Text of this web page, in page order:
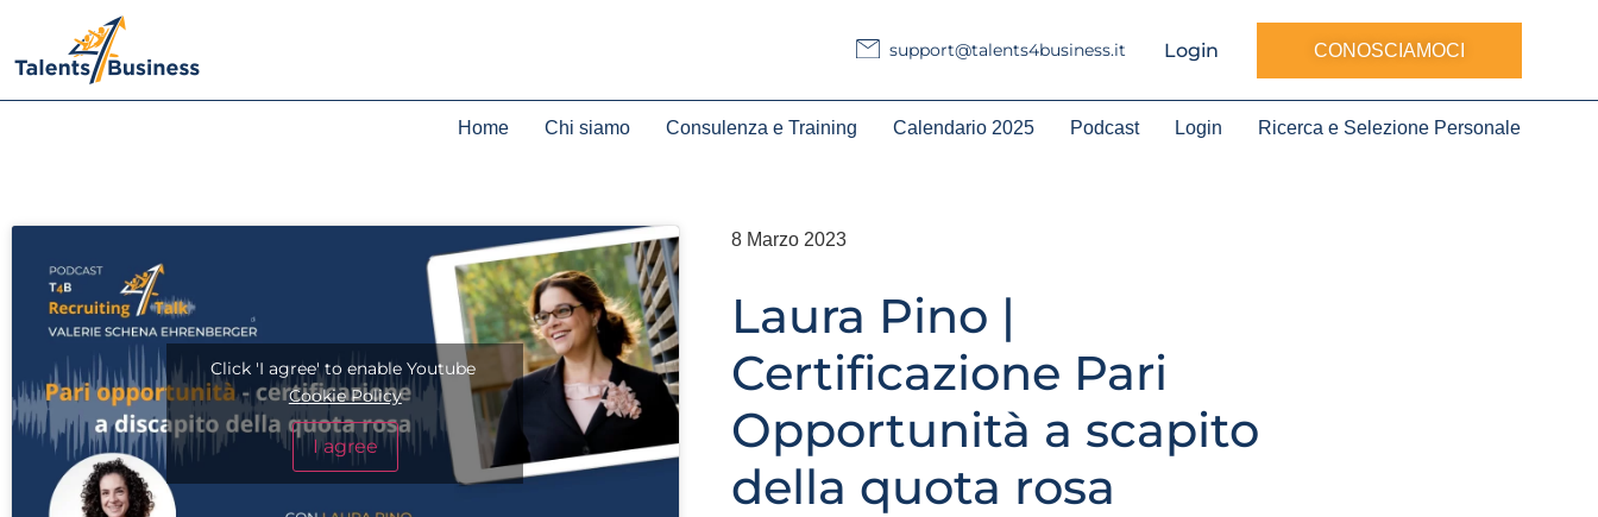
support@talents4business.it Login CONOSCIAMOCI
Home Chi siamo Consulenza e Training Calendario 2025 Podcast Login Ricerca e Selezione Personale
Click 'I agree' to enable Youtube
Cookie Policy
I agree
8 Marzo 2023
Laura Pino |
Certificazione Pari
Opportunità a scapito
della quota rosa